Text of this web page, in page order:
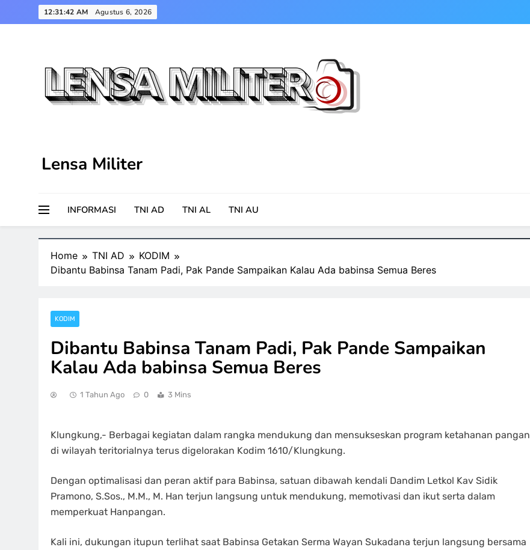
to
12:31:43 AM Agustus 6, 2026
Lensa Militer
INFORMASI TNI AD TNI AL TNI AU
Home TNI AD
KODIM
Dibantu Babinsa Tanam Padi, Pak Pande Sampaikan Kalau Ada babinsa Semua Beres
KODIM
Dibantu Babinsa Tanam Padi, Pak Pande Sampaikan
Kalau Ada babinsa Semua Beres
1 Tahun Ago 0 3 Mins
Klungkung,- Berbagai kegiatan dalam rangka mendukung dan mensukseskan program ketahanan pangan
di wilayah teritorialnya terus digelorakan Kodim 1610/Klungkung.
Dengan optimalisasi dan peran aktif para Babinsa, satuan dibawah kendali Dandim Letkol Kav Sidik
Pramono, S.Sos., M.M., M. Han terjun langsung untuk mendukung, memotivasi dan ikut serta dalam
memperkuat Hanpangan.
Kali ini, dukungan itupun terlihat saat Babinsa Getakan Serma Wayan Sukadana terjun langsung bersama